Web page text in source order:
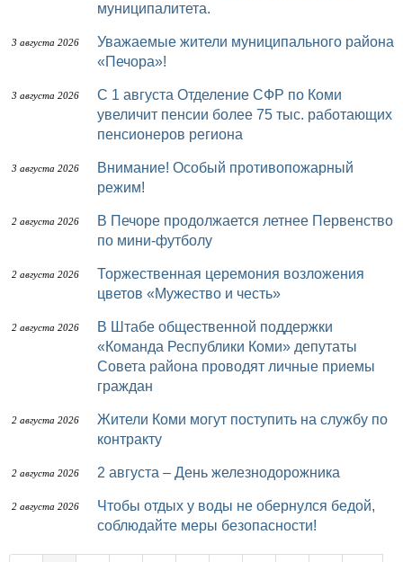
муниципалитета.
3 августа 2026
Уважаемые жители муниципального района
«Печора»!
3 августа 2026
С 1 августа Отделение СФР по Коми
увеличит пенсии более 75 тыс. работающих
пенсионеров региона
3 августа 2026
Внимание! Особый противопожарный
режим!
2 августа 2026
В Печоре продолжается летнее Первенство
по мини-футболу
2 августа 2026
Торжественная церемония возложения
цветов «Мужество и честь»
2 августа 2026
В Штабе общественной поддержки
«Команда Республики Коми» депутаты
Совета района проводят личные приемы
граждан
2 августа 2026
Жители Коми могут поступить на службу по
контракту
2 августа 2026 2 августа – День железнодорожника
2 августа 2026
Чтобы отдых у воды не обернулся бедой,
соблюдайте меры безопасности!